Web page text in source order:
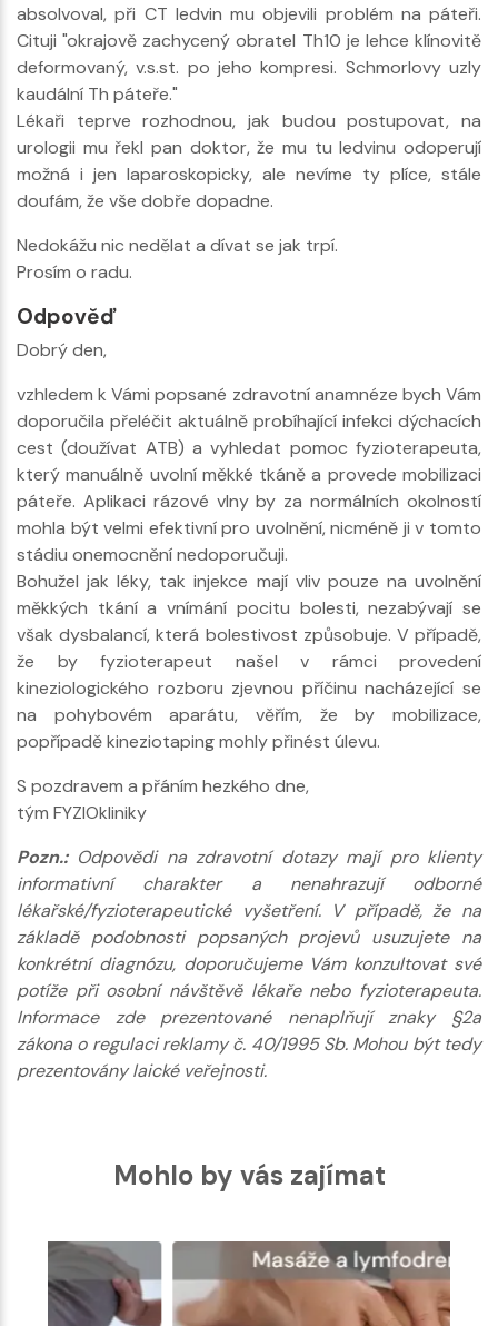
absolvoval, při CT ledvin mu objevili problém na páteři.
Cituji "okrajově zachycený obratel Th10 je lehce klínovitě
deformovaný, v.s.st. po jeho kompresi. Schmorlovy uzly
kaudální Th páteře."
Lékaři teprve rozhodnou, jak budou postupovat, na
urologii mu řekl pan doktor, že mu tu ledvinu odoperují
možná i jen laparoskopicky, ale nevíme ty plíce, stále
doufám, že vše dobře dopadne.
Nedokážu nic nedělat a dívat se jak trpí.
Prosím o radu.
Odpověď
Dobrý den,
vzhledem k Vámi popsané zdravotní anamnéze bych Vám
doporučila přeléčit aktuálně probíhající infekci dýchacích
cest (doužívat ATB) a vyhledat pomoc fyzioterapeuta,
který manuálně uvolní měkké tkáně a provede mobilizaci
páteře. Aplikaci rázové vlny by za normálních okolností
mohla být velmi efektivní pro uvolnění, nicméně ji v tomto
stádiu onemocnění nedoporučuji.
Bohužel jak léky, tak injekce mají vliv pouze na uvolnění
měkkých tkání a vnímání pocitu bolesti, nezabývají se
však dysbalancí, která bolestivost způsobuje. V případě,
že by fyzioterapeut našel v rámci provedení
kineziologického rozboru zjevnou příčinu nacházející se
na pohybovém aparátu, věřím, že by mobilizace,
popřípadě kineziotaping mohly přinést úlevu.
S pozdravem a přáním hezkého dne,
tým FYZIOkliniky
Pozn.:Odpovědi na zdravotní dotazy mají pro klienty
informativní charakter a nenahrazují odborné
lékařské/fyzioterapeutické vyšetření. V případě, že na
základě podobnosti popsaných projevů usuzujete na
konkrétní diagnózu, doporučujeme Vám konzultovat své
potíže při osobní návštěvě lékaře nebo fyzioterapeuta.
Informace zde prezentované nenaplňují znaky §2a
zákona o regulaci reklamy č. 40/1995 Sb. Mohou být tedy
prezentovány laické veřejnosti.
Mohlo by vás zajímat